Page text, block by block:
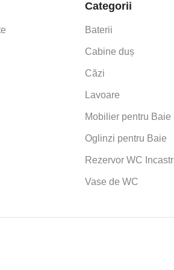
Categorii
Baterii
Cabine duș
Căzi
Lavoare
Mobilier pentru Baie
Oglinzi pentru Baie
Rezervor WC
Vase de WC